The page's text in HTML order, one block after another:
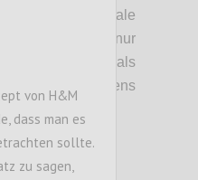
internationale
nicht nur
sondern auch als
Friedens
von H&M
dass man es
sollte.
zu sagen,